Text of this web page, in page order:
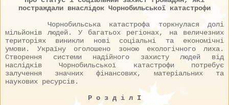
постраждали внаслідок Чорнобильської катастрофи
Чорнобильська катастрофа торкнулася долі
мільйонів людей. У багатьох регіонах, на величезних
територіях виникли нові соціальні та економічні
умови. Україну оголошено зоною екологічного лиха.
Створення системи надійного захисту людей від
наслідків Чорнобильської катастрофи потребує
залучення значних фінансових, матеріальних та
наукових ресурсів.
Р о з д і л I